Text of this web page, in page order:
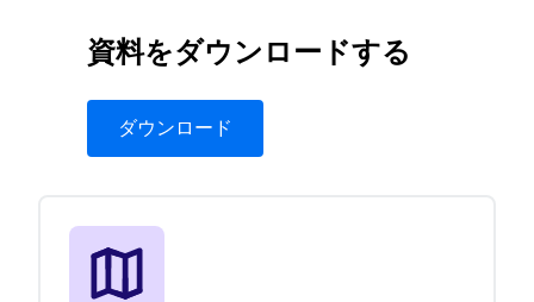
資料をダウンロードする
ダウンロード